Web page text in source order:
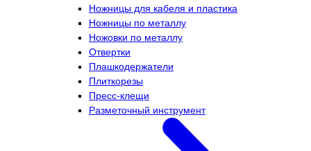
Ножницы для кабеля и пластика
Ножницы по металлу
Ножовки по металлу
Отвертки
Плашкодержатели
Плиткорезы
Пресс-клещи
Разметочный инструмент